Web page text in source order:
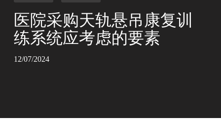
医院采购天轨悬吊康复训
练系统应考虑的要素
12/07/2024